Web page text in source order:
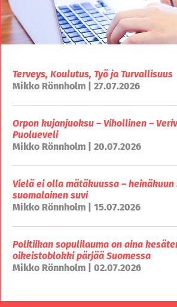
Terveys, Koulutus, Työ ja Turvallisuus
Mikko Rönnholm | 27.07.2026
Orpon kujanjuoksu – Vihollinen –
Puolueveli
Mikko Rönnholm | 20.07.2026
Vielä ei olla mätäkuussa – heinäkuun
suomalainen suvi
Mikko Rönnholm | 15.07.2026
Politiikan sopulilauma on aina
oikeistoblokki pärjää Suomessa
Mikko Rönnholm | 02.07.2026